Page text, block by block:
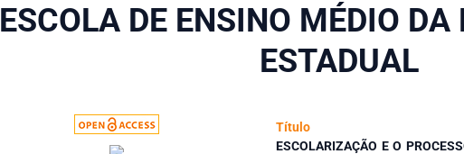
ESCOLA DE ENSINO MÉDIO DA
ESTADUAL
Título
ESCOLARIZAÇÃO E O